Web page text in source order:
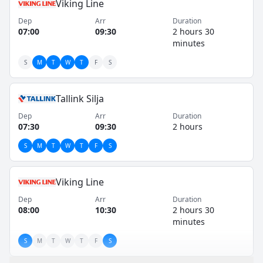
Viking Line
Dep
07:00
Arr
09:30
Duration
2 hours 30
minutes
S M T W T F S
Tallink Silja
Dep
07:30
Arr
09:30
Duration
2 hours
S M T W T F S
Viking Line
Dep
08:00
Arr
10:30
Duration
2 hours 30
minutes
S M T W T F S